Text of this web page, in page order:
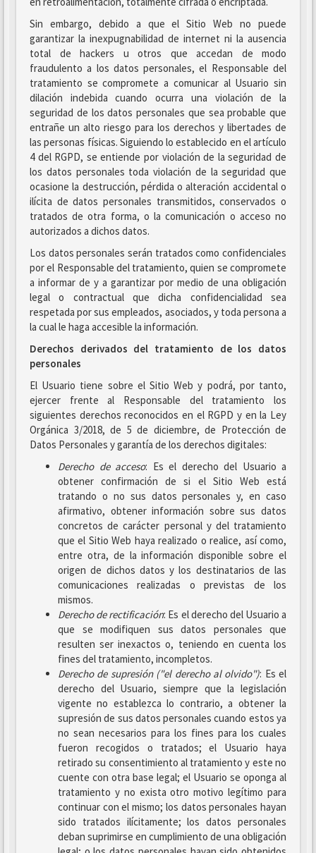
Sin embargo, debido a que el Sitio Web no puede
garantizar la inexpugnabilidad de internet ni la ausencia
total de hackers u otros que accedan de modo
fraudulento a los datos personales, el Responsable del
tratamiento se compromete a comunicar al Usuario sin
dilación indebida cuando ocurra una violación de la
seguridad de los datos personales que sea probable que
entrañe un alto riesgo para los derechos y libertades de
las personas físicas. Siguiendo lo establecido en el artículo
4 del RGPD, se entiende por violación de la seguridad de
los datos personales toda violación de la seguridad que
ocasione la destrucción, pérdida o alteración accidental o
ilícita de datos personales transmitidos, conservados o
tratados de otra forma, o la comunicación o acceso no
autorizados a dichos datos.
Los datos personales serán tratados como confidenciales
por el Responsable del tratamiento, quien se compromete
a informar de y a garantizar por medio de una obligación
legal o contractual que dicha confidencialidad sea
respetada por sus empleados, asociados, y toda persona a
la cual le haga accesible la información.
Derechos derivados del tratamiento de los datos
personales
El Usuario tiene sobre el Sitio Web y podrá, por tanto,
ejercer frente al Responsable del tratamiento los
siguientes derechos reconocidos en el RGPD y en la Ley
Orgánica 3/2018, de 5 de diciembre, de Protección de
Datos Personales y garantía de los derechos digitales:
Derecho de acceso: Es el derecho del Usuario a
obtener confirmación de si el Sitio Web está
tratando o no sus datos personales y, en caso
afirmativo, obtener información sobre sus datos
concretos de carácter personal y del tratamiento
que el Sitio Web haya realizado o realice, así como,
entre otra, de la información disponible sobre el
origen de dichos datos y los destinatarios de las
comunicaciones realizadas o previstas de los
mismos.
Derecho de rectificación: Es el derecho del Usuario a
que se modifiquen sus datos personales que
resulten ser inexactos o, teniendo en cuenta los
fines del tratamiento, incompletos.
Derecho de supresión ("el derecho al olvido"): Es el
derecho del Usuario, siempre que la legislación
vigente no establezca lo contrario, a obtener la
supresión de sus datos personales cuando estos ya
no sean necesarios para los fines para los cuales
fueron recogidos o tratados; el Usuario haya
retirado su consentimiento al tratamiento y este no
cuente con otra base legal; el Usuario se oponga al
tratamiento y no exista otro motivo legítimo para
continuar con el mismo; los datos personales hayan
sido tratados ilícitamente; los datos personales
deban suprimirse en cumplimiento de una obligación